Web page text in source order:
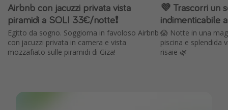
Airbnb con jacuzzi privata vista
piramidi a SOLI 33€/notte❗️
Egitto da sogno. Soggiorna in favoloso Airbnb
con jacuzzi privata in camera e vista
mozzafiato sulle piramidi di Giza!
💜 Trascorri un
indimenticabile
😱 Notte in una
piscina e splendida
risaie 🌿